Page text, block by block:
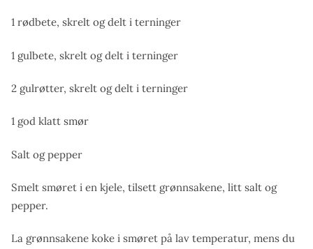
1 rødbete, skrelt og delt i terninger
1 gulbete, skrelt og delt i terninger
2 gulrøtter, skrelt og delt i terninger
1 god klatt smør
Salt og pepper
Smelt smøret i en kjele, tilsett grønnsakene, litt salt og
pepper.
La grønnsakene koke i smøret på lav temperatur, mens du